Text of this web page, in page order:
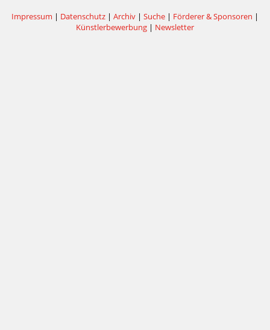
Impressum | Datenschutz | Archiv | Suche | Förderer & Sponsoren |
Künstlerbewerbung | Newsletter